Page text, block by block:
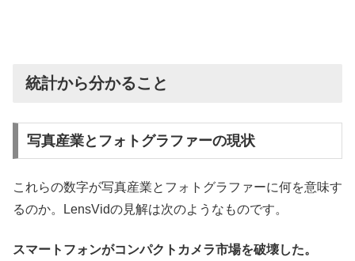
統計から分かること
写真産業とフォトグラファーの現状
これらの数字が写真産業とフォトグラファーに何を意味す
るのか。LensVidの見解は次のようなものです。
スマートフォンがコンパクトカメラ市場を破壊した。